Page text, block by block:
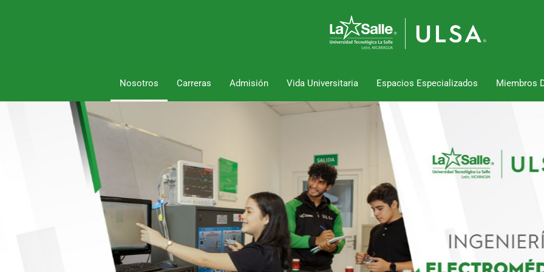
Nosotros Carreras Admisión Vida Universitaria Espacios Especializados Miembros